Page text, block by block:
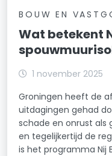
BOUW EN
Wat betekent
1 november 2025
Groningen heeft de
uitdagingen gehad
schade en onrust als
en tegelijkertijd de
is het programma Nij